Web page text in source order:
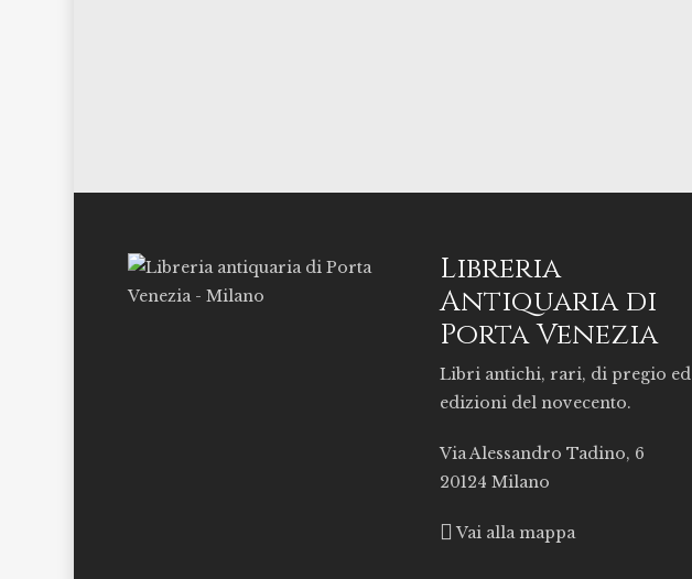
Libreria
Antiquaria di
Porta Venezia
Libri antichi, rari, di pregio ed
edizioni del novecento.
Via Alessandro Tadino, 6
20124 Milano
Vai alla mappa